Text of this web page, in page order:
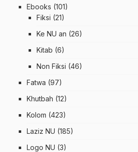
Ebooks (101)
Fiksi (21)
Ke NU an (26)
Kitab (6)
Non Fiksi (46)
Fatwa (97)
Khutbah (12)
Kolom (423)
Laziz NU (185)
Logo NU (3)